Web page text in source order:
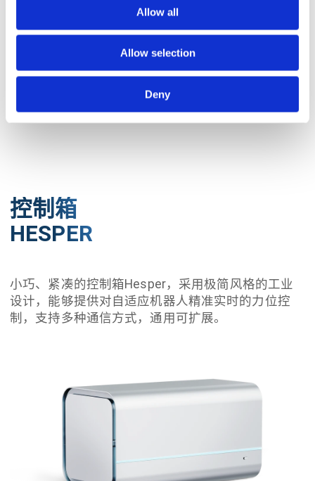
Allow all
Allow selection
Deny
支持二次开发，用户可灵活创造定制化和创新的机器
控制箱
HESPER
小巧、紧凑的控制箱Hesper，采用极简风格的工业
设计，能够提供对自适应机器人精准实时的力位控
制，支持多种通信方式，通用可扩展。